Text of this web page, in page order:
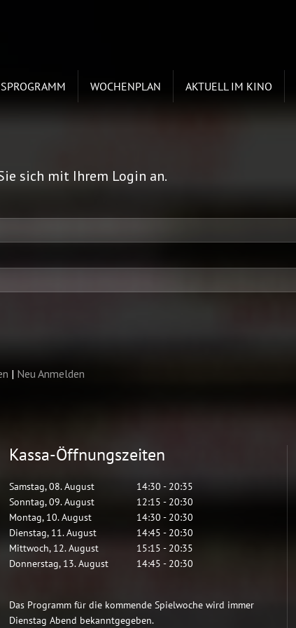
WOCHENPLAN AKTUELL IM KINO
Kassa-Öffnungszeiten
Samstag,08.August 14:30 - 20:35
Sonntag,09.August 12:15 - 20:30
Montag, 10.August 14:30 - 20:30
Dienstag, 11.August 14:45 - 20:30
Mittwoch, 12.August 15:15 - 20:35
Donnerstag, 13.August 14:45 - 20:30
Das Programm für die kommende Spielwoche wird immer
Dienstag Abend bekanntgegeben.